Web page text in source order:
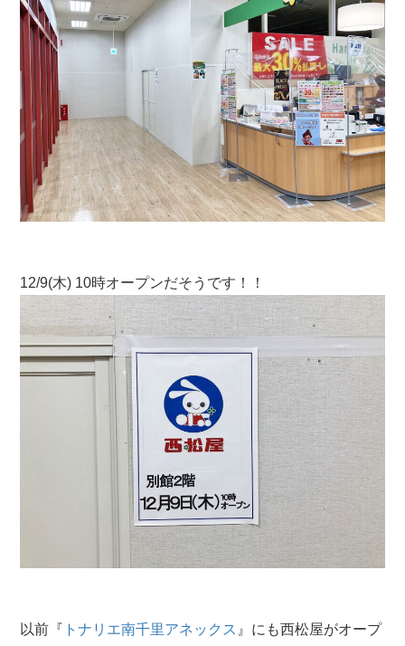
12/9(木) 10時オープンだそうです！！
以前『 トナリエ南千里アネックス 』にも西松屋がオープ